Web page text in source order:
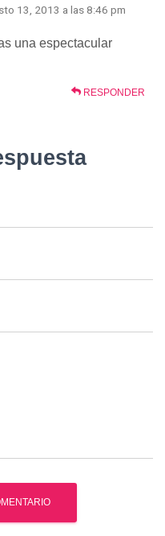
13, 2013 a las 8:46 pm
una espectacular
RESPONDER